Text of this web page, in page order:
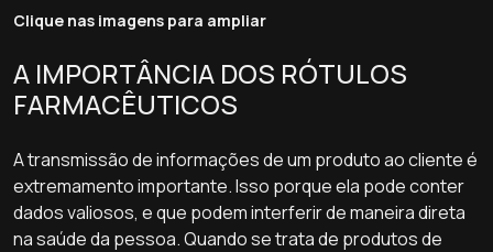
Clique nas imagens para ampliar
A IMPORTÂNCIA DOS RÓTULOS
FARMACÊUTICOS
A transmissão de informações de um produto ao cliente é
extremamento importante. Isso porque ela pode conter
dados valiosos, e que podem interferir de maneira direta
na saúde da pessoa. Quando se trata de produtos de